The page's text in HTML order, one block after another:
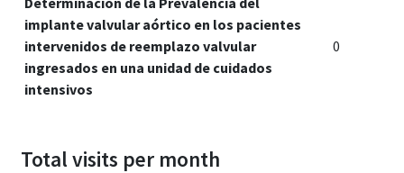
implante valvular aórtico en los pacientes
intervenidos de reemplazo valvular
ingresados en una unidad de cuidados
intensivos
0
Total visits per month